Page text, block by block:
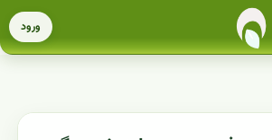
ورود